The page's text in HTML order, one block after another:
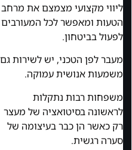
ליווי מקצועי מצמצם את מרחב
הטעות ומאפשר לכל המעורבים
לפעול בביטחון.
מעבר לפן הטכני, יש לשירות גם
משמעות אנושית עמוקה.
משפחות רבות נתקלות
לראשונה בסיטואציה של מעצר
רק כאשר הן כבר בעיצומה של
סערה רגשית.